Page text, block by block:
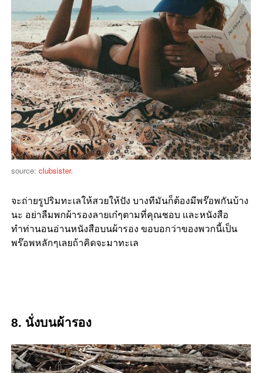
source: clubsister.
จะถ่ายรูปริมทะเลให้สวยให้ปัง บางทีมันก็ต้องมีพร๊อพกันบ้าง
นะ อย่าลืมพกผ้ารองลายเก๋ๆตามที่คุณชอบ และหนังสือ
ทำท่านอนอ่านหนังสือบนผ้ารอง ขอบอกว่าของพวกนี้เป็น
พร๊อพหลักๆเลยถ้าคิดจะมาทะเล
8. นั่งบนผ้ารอง